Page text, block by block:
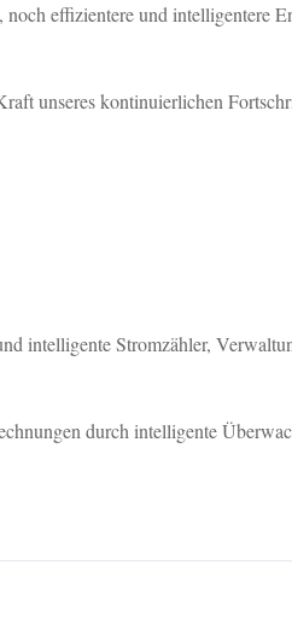
effizientere und intelligentere
unseres kontinuierlichen
intelligente Stromzähler,
durch intelligente